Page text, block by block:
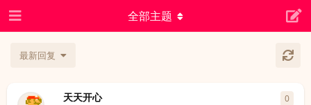
全部主题
最新回复
天天开心 0